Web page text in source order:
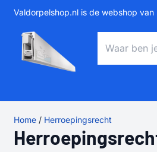
Cookievoorkeuren zijn momenteel
Valdorpelshop.nl is de webshop
Home / Herroepingsrecht